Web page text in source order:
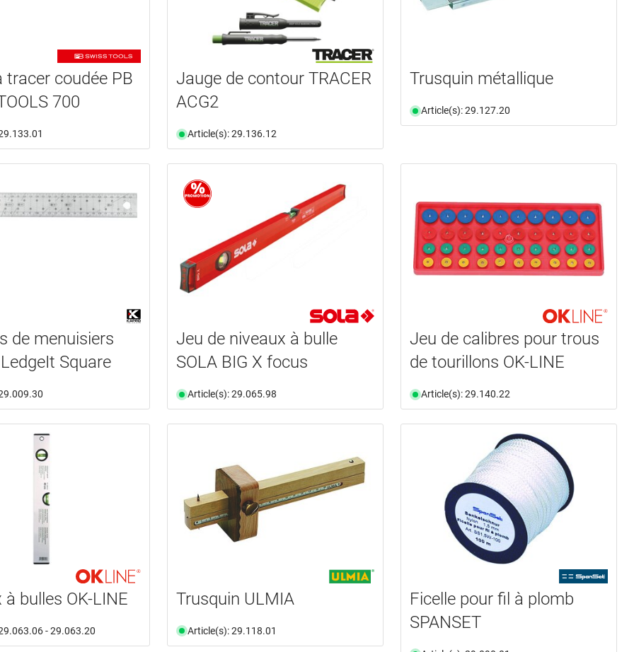
tracer coudée PB
700
Jauge de contour TRACER
ACG2
Article(s): 29.136.12
Trusquin métallique
Article(s): 29.127.20
de menuisiers
Square
Jeu de niveaux à bulle
SOLA BIG X focus
Article(s): 29.065.98
Jeu de calibres pour trous
de tourillons OK-LINE
Article(s): 29.140.22
à bulles OK-LINE
- 29.063.20
Trusquin ULMIA
Article(s): 29.118.01
Ficelle pour fil à plomb
SPANSET